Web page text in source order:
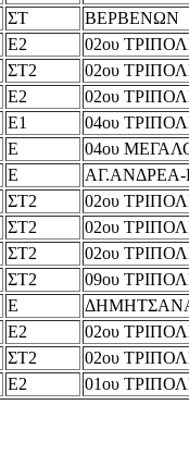
ΣΤ
ΒΕΡΒΕΝΩΝ
Ε2
02ου
ΣΤ2
02ου
Ε2
02ου
Ε1
04ου
Ε
04ου
Ε
ΣΤ2
02ου
ΣΤ2
02ου
ΣΤ2
02ου
ΣΤ2
09ου
Ε
Ε2
02ου
ΣΤ2
02ου
Ε2 01ου